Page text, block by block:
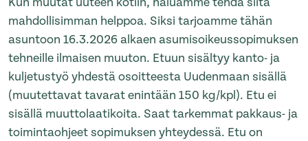
mahdollisimman helppoa. Siksi tarjoamme tähän
asuntoon 16.3.2026 alkaen asumisoikeussopimuksen
tehneille ilmaisen muuton. Etuun sisältyy kanto- ja
kuljetustyö yhdestä osoitteesta Uudenmaan sisällä
(muutettavat tavarat enintään 150 kg/kpl). Etu ei
sisällä muuttolaatikoita. Saat tarkemmat pakkaus- ja
toimintaohjeet sopimuksen yhteydessä. Etu on